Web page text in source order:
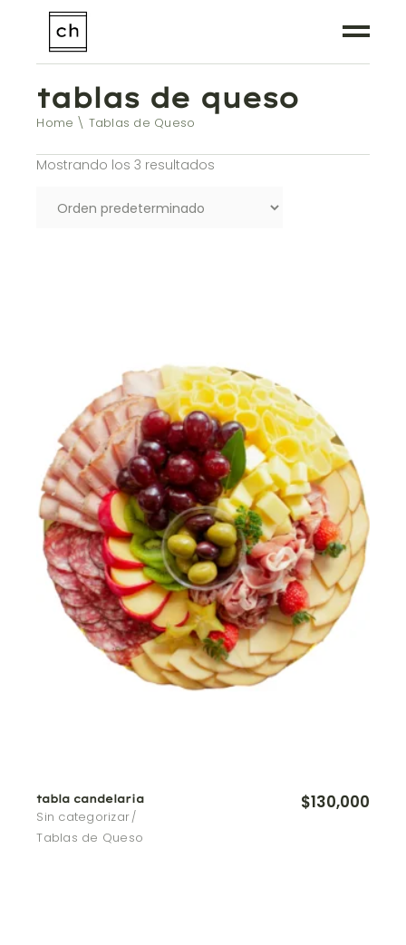
tablas de queso
Home Tablas de Queso
Mostrando los 3 resultados
tabla candelaria
Sin categorizar
Tablas de Queso
$130,000